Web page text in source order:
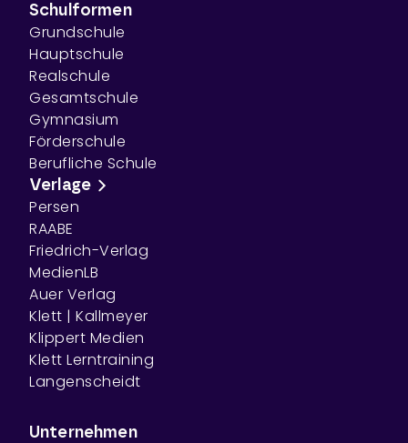
Schulformen
Grundschule
Hauptschule
Realschule
Gesamtschule
Gymnasium
Förderschule
Berufliche Schule
Verlage
Persen
RAABE
Friedrich-Verlag
MedienLB
Auer Verlag
Klett | Kallmeyer
Klippert Medien
Klett Lerntraining
Langenscheidt
Unternehmen